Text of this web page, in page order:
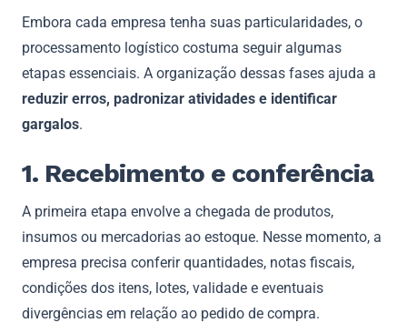
Embora cada empresa tenha suas particularidades, o
processamento logístico costuma seguir algumas
etapas essenciais. A organização dessas fases ajuda a
reduzir erros, padronizar atividades e identificar
gargalos.
1. Recebimento e conferência
A primeira etapa envolve a chegada de produtos,
insumos ou mercadorias ao estoque. Nesse momento, a
empresa precisa conferir quantidades, notas fiscais,
condições dos itens, lotes, validade e eventuais
divergências em relação ao pedido de compra.